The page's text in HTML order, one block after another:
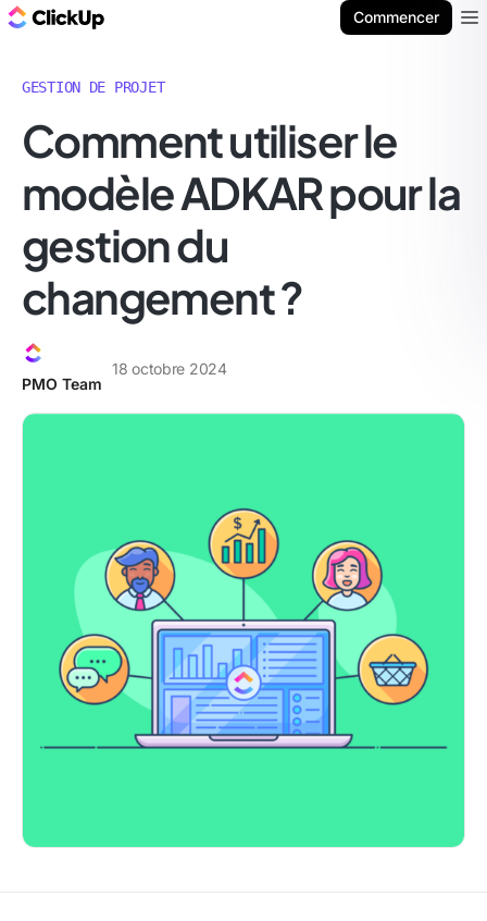
Commencer
GESTION DE PROJET
Comment utiliser le
modèle ADKAR pour la
gestion du
changement ?
PMO Team
18 octobre 2024